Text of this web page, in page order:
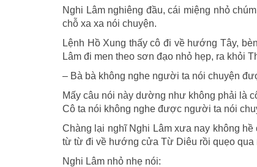
Nghi Lâm nghiêng đầu, cái miệng nhỏ
chỗ xa xa nói chuyện.
Lệnh Hồ Xung thấy cô đi về hướng Tây,
Lâm đi men theo sơn đạo nhỏ hẹp, ra khỏi
– Bà bà không nghe người ta nói chuyện
Mấy câu nói này dường như không phải là
Cô ta nói không nghe được người ta nói
Chàng lại nghĩ Nghi Lâm xưa nay không
từ từ đi về hướng cửa Từ Diêu rồi quẹo qua
Nghi Lâm nhỏ nhẹ nói: